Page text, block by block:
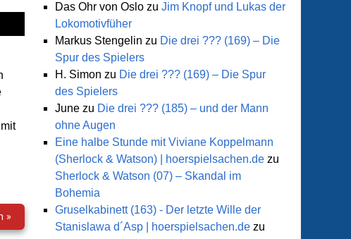
Der
»Star
Wars
Das Ohr von Oslo zu Jim Knopf und Lukas der
Lokomotivfüher
Markus Stengelin zu Die drei ??? (169) – Die
Spur des Spielers
H. Simon zu Die drei ??? (169) – Die Spur
des Spielers
June zu Die drei ??? (185) – und der Mann
ohne Augen
Eine halbe Stunde mit Viviane Koppelmann
(Sherlock & Watson) | hoerspielsachen.de zu
Sherlock & Watson (07) – Skandal im
Bohemia
Gruselkabinett (163) - Der letzte Wille der
Stanislawa d´Asp | hoerspielsachen.de zu